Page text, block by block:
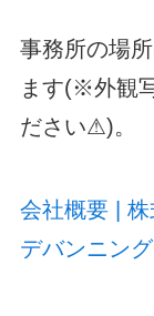
事務所の場
ます(※外観
ださい⚠)。
会社概要 |
デバンニン